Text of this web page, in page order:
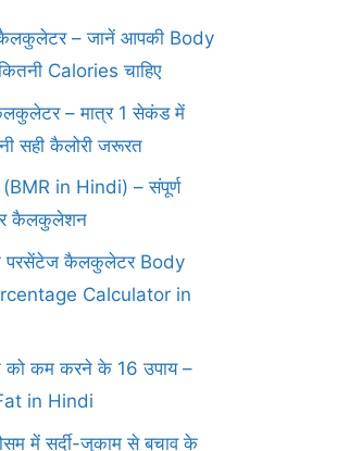
– जानें आपकी Body
Calories चाहिए
– मात्र 1 सेकंड में
सही कैलोरी जरूरत
(BMR in Hindi) – संपूर्ण
कैलकुलेशन
परसेंटेज कैलकुलेटर Body
Calculator in
को कम करने के 16 उपाय –
in Hindi
में सर्दी-जुकाम से बचाव के